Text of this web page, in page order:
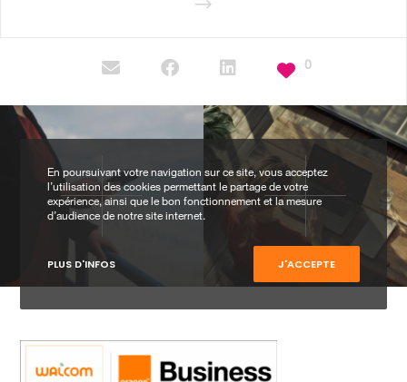
0
En poursuivant votre navigation sur ce site, vous acceptez
l’utilisation des cookies permettant le partage de votre
expérience, ainsi que le bon fonctionnement et la mesure
d’audience de notre site internet.
PLUS D'INFOS J'ACCEPTE